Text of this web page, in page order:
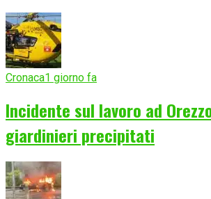
Cronaca1 giorno fa
Incidente sul lavoro ad
giardinieri precipitati